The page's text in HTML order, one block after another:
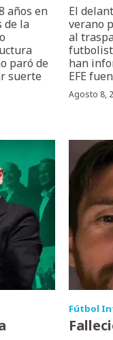
años en
de la
paró de
suerte
El
verano
al
han
EFE
Agosto 8,
Fútbol